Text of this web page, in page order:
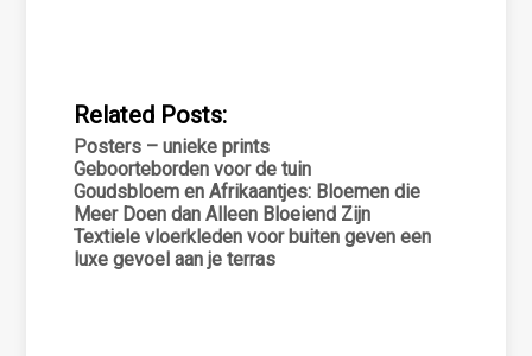
Related Posts:
Posters – unieke prints
Geboorteborden voor de tuin
Goudsbloem en Afrikaantjes: Bloemen die
Meer Doen dan Alleen Bloeiend Zijn
Textiele vloerkleden voor buiten geven een
luxe gevoel aan je terras